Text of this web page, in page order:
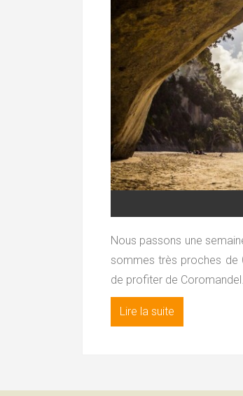
Nous passons une
sommes très proches de
de profiter de
Lire la suite